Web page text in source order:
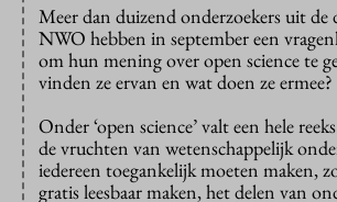
Meer dan duizend onderzoekers uit de
NWO hebben in september een
om hun mening over open science te
vinden ze ervan en wat doen ze ermee?
Onder ‘open science’ valt een hele
de vruchten van wetenschappelijk
iedereen toegankelijk moeten maken,
gratis leesbaar maken, het delen van